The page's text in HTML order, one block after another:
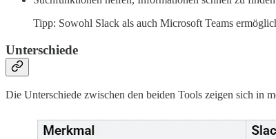
Tipp: Sowohl Slack als auch Microsoft Teams
Unterschiede
Die Unterschiede zwischen den beiden Tools zeigen sich in